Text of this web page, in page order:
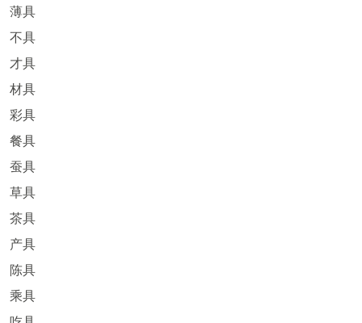
薄具
不具
才具
材具
彩具
餐具
蚕具
草具
茶具
产具
陈具
乘具